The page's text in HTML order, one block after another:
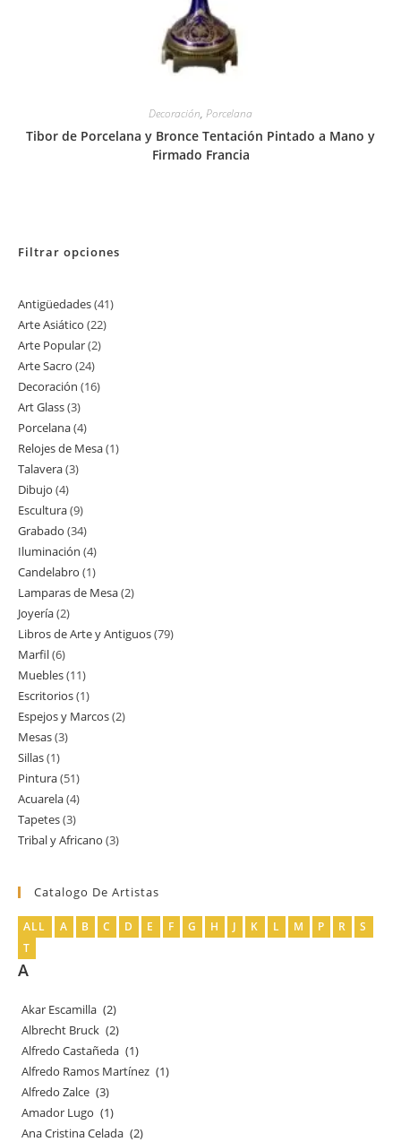
Decoración, Porcelana
Tibor de Porcelana y Bronce Tentación Pintado a Mano y
Firmado Francia
Filtrar opciones
Antigüedades 4141
Arte Asiático 2222
Arte Popular 22
Arte Sacro 2424
productos
Decoración 1616
Art Glass 33
productos
Porcelana 44
productos
Relojes de Mesa 11
Talavera 33
Dibujo 44
productos
Escultura 99
productos
Grabado 3434
productos
Iluminación 44
productos
Candelabro 11
producto
Lamparas de Mesa 22
Joyería 22
productos
Libros de Arte y Antiguos 7979
Marfil 66
productos
Muebles 1111
productos
Escritorios 11
producto
Espejos y Marcos 22
Mesas 33
Sillas 11
producto
Pintura 5151
productos
Acuarela 44
productos
Tapetes 33
productos
Tribal y Africano 33
Catalogo De Artistas
ALL A B C D E F G H J K L M P R
S
T
A
Akar Escamilla (2)
Albrecht Bruck (2)
Alfredo Castañeda (1)
Alfredo Ramos Martínez (1)
Alfredo Zalce (3)
Amador Lugo (1)
Ana Cristina Celada (2)